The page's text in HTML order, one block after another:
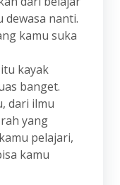
dewasa nanti.
kamu suka
kayak
banget.
dari ilmu
yang
pelajari,
kamu